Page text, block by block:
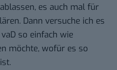
es auch mal für
Dann versuche ich es
so einfach wie
möchte, wofür es so